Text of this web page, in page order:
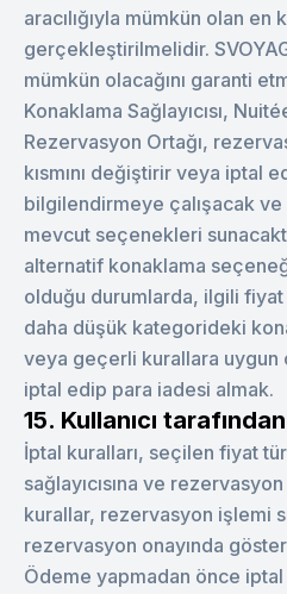
aracılığıyla mümkün olan en
gerçekleştirilmelidir.
mümkün olacağını garanti
Konaklama Sağlayıcısı,
Rezervasyon Ortağı,
kısmını değiştirir veya iptal
bilgilendirmeye çalışacak
mevcut seçenekleri
alternatif konaklama
olduğu durumlarda, ilgili
daha düşük kategorideki
veya geçerli kurallara uygun
iptal edip para iadesi almak.
15. Kullanıcı
İptal kuralları, seçilen fiyat
sağlayıcısına ve
kurallar, rezervasyon işlemi
rezervasyon onayında
Ödeme yapmadan önce iptal